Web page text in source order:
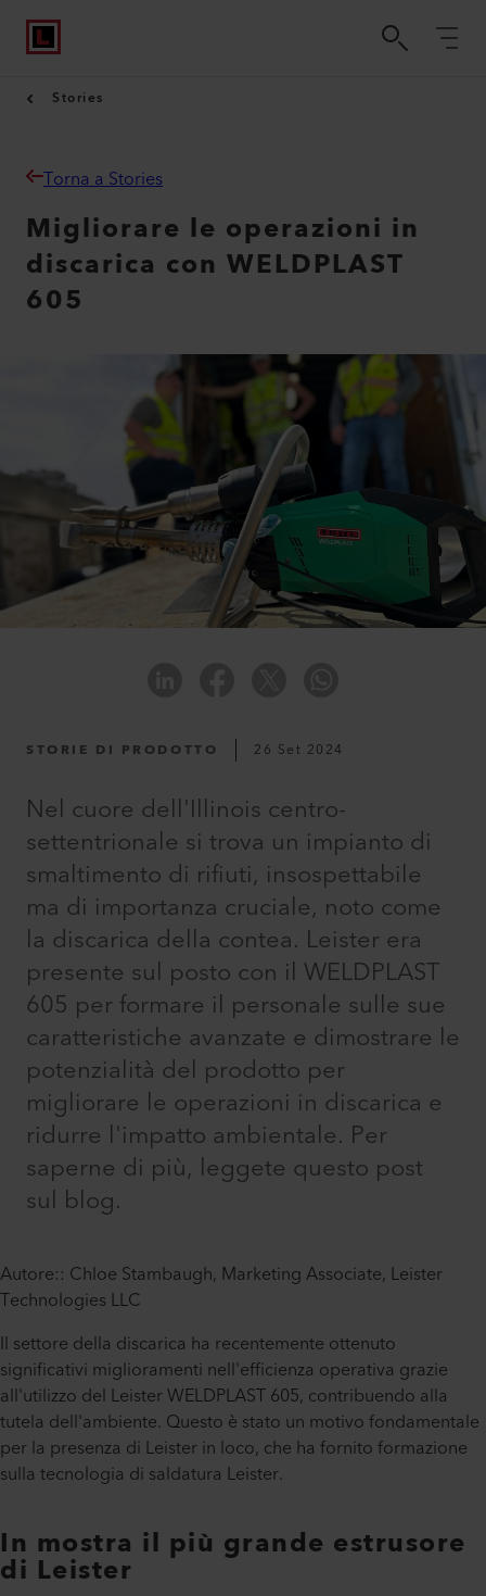
Stories
Torna a Stories
Migliorare le operazioni in
discarica con WELDPLAST
605
STORIE DI PRODOTTO 26 Set 2024
Nel cuore dell'Illinois centro-
settentrionale si trova un impianto di
smaltimento di rifiuti, insospettabile
ma di importanza cruciale, noto come
la discarica della contea. Leister era
presente sul posto con il WELDPLAST
605 per formare il personale sulle sue
caratteristiche avanzate e dimostrare le
potenzialità del prodotto per
migliorare le operazioni in discarica e
ridurre l'impatto ambientale. Per
saperne di più, leggete questo post
sul blog.
Autore:: Chloe Stambaugh, Marketing Associate, Leister
Technologies LLC
Il settore della discarica ha recentemente ottenuto
significativi miglioramenti nell'efficienza operativa grazie
all'utilizzo del Leister WELDPLAST 605, contribuendo alla
tutela dell'ambiente. Questo è stato un motivo fondamentale
per la presenza di Leister in loco, che ha fornito formazione
sulla tecnologia di saldatura Leister.
In mostra il più grande estrusore
di Leister